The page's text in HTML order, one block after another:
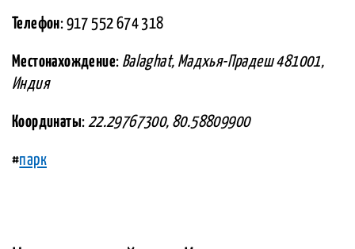
Телефон: 917 552 674 318
Местонахождение: Balaghat, Мадхья-Прадеш 481001,
Индия
Координаты: 22.29767300, 80.58809900
#парк